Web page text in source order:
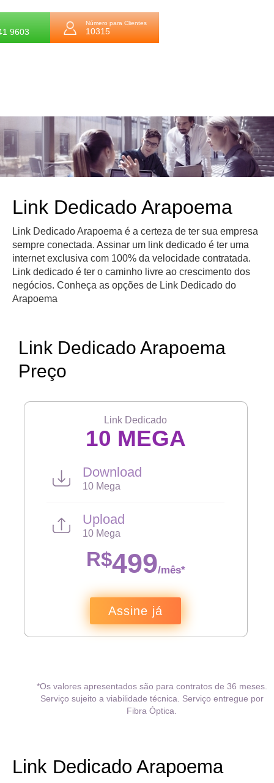
9603
Número para Clientes
10315
Link Dedicado Arapoema
Link Dedicado Arapoema é a certeza de ter sua empresa
sempre conectada. Assinar um link dedicado é ter uma
internet exclusiva com 100% da velocidade contratada.
Link dedicado é ter o caminho livre ao crescimento dos
negócios. Conheça as opções de Link Dedicado do
Arapoema
Link Dedicado Arapoema
Preço
Link Dedicado
10 MEGA
Download
10 Mega
Upload
10 Mega
R$499/mês*
Assine já
*Os valores apresentados são para contratos de 36 meses.
Serviço sujeito a viabilidade técnica. Serviço entregue por
Fibra Óptica.
Link Dedicado Arapoema